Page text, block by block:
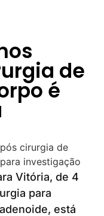
de
é
Vitória, de 4
para
está